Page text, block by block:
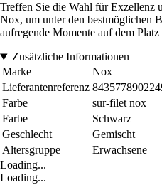
Treffen Sie die Wahl für Exzellenz
Nox, um unter den bestmöglichen
aufregende Momente auf dem Platz
Zusätzliche Informationen
Marke
Nox
Lieferantenreferenz
Farbe
sur-filet nox
Farbe
Schwarz
Geschlecht
Gemischt
Altersgruppe
Erwachsene
Loading...
Loading...